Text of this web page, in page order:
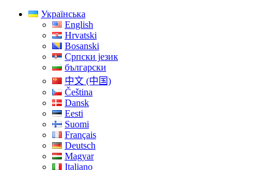
Українська
English
Hrvatski
Bosanski
Српски језик
български
中文 (中国)
Čeština
Dansk
Eesti
Suomi
Français
Deutsch
Magyar
Italiano